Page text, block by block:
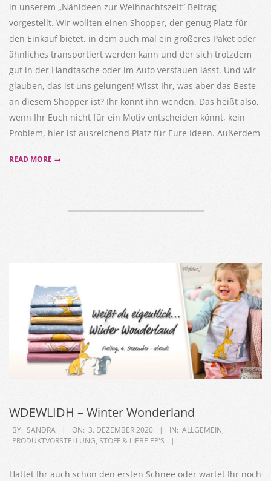
in unserem „Nähideen zur Weihnachtszeit“ Beitrag
vorgestellt. Wir wollten einen Shopper, der genug Platz für
den Einkauf bietet, in dem auch mal ein größeres Paket oder
ähnliches transportiert werden kann und der sich trotzdem
gut in der Handtasche oder im Auto verstauen lässt. Und wir
glauben, das ist uns gelungen! Wisst Ihr, was aber das Beste
an diesem Shopper ist? Ihr könnt ihn wenden. Das heißt also,
wenn Ihr Euch nicht für ein Motiv entscheiden könnt, kein
Problem, hier ist ausreichend Platz für Eure Ideen. Außerdem
READ MORE →
WDEWLIDH – Winter Wonderland
2020-
12-
BY: SANDRA ON: 3. DEZEMBER 2020 IN: ALLGEMEIN,
PRODUKTVORSTELLUNG, STOFF & LIEBE EP'S
Hattet Ihr auch schon den ersten Schnee oder wartet Ihr noch